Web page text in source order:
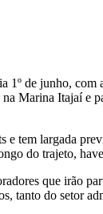
1º de junho,
Marina Itajaí
tem largada
do trajeto,
que
tanto do setor